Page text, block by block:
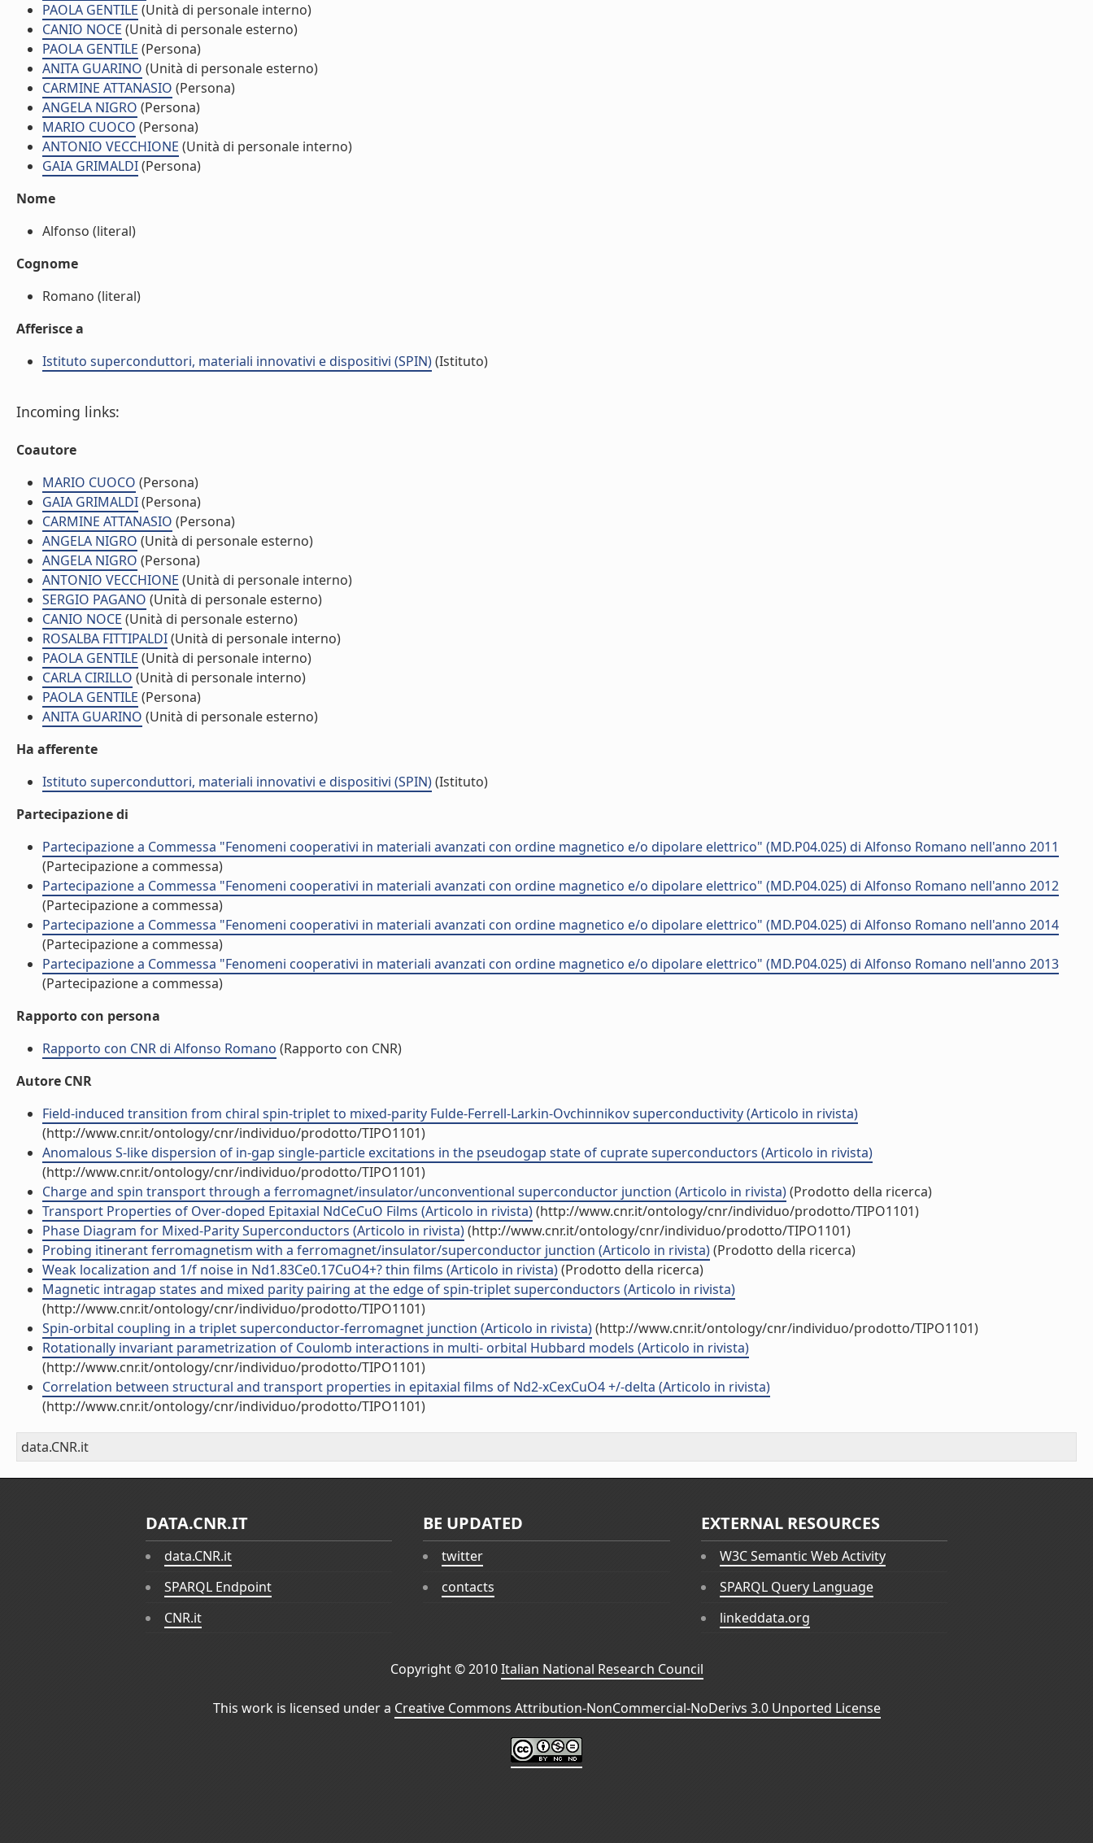
PAOLA GENTILE (Unità di personale interno)
CANIO NOCE (Unità di personale esterno)
PAOLA GENTILE (Persona)
ANITA GUARINO (Unità di personale esterno)
CARMINE ATTANASIO (Persona)
ANGELA NIGRO (Persona)
MARIO CUOCO (Persona)
ANTONIO VECCHIONE (Unità di personale interno)
GAIA GRIMALDI(Persona)
Nome
Alfonso (literal)
Cognome
Romano (literal)
Afferisce a
Istituto superconduttori, materiali innovativi e dispositivi (SPIN)(Istituto)
Incoming links:
Coautore
MARIO CUOCO (Persona)
GAIA GRIMALDI(Persona)
CARMINE ATTANASIO (Persona)
ANGELA NIGRO (Unità di personale esterno)
ANGELA NIGRO (Persona)
ANTONIO VECCHIONE (Unità di personale interno)
SERGIO PAGANO (Unità di personale esterno)
CANIO NOCE (Unità di personale esterno)
ROSALBA FITTIPALDI(Unità di personale interno)
PAOLA GENTILE (Unità di personale interno)
CARLA CIRILLO (Unità di personale interno)
PAOLA GENTILE (Persona)
ANITA GUARINO (Unità di personale esterno)
Ha afferente
Istituto superconduttori, materiali innovativi e dispositivi (SPIN)(Istituto)
Partecipazione di
Partecipazione a Commessa "Fenomeni cooperativi in materiali avanzati con ordine magnetico e/o dipolare elettrico" (MD.P04.025) di Alfonso Romano nell'anno 2011
(Partecipazione a commessa)
Partecipazione a Commessa "Fenomeni cooperativi in materiali avanzati con ordine magnetico e/o dipolare elettrico" (MD.P04.025) di Alfonso Romano nell'anno 2012
(Partecipazione a commessa)
Partecipazione a Commessa "Fenomeni cooperativi in materiali avanzati con ordine magnetico e/o dipolare elettrico" (MD.P04.025) di Alfonso Romano nell'anno 2014
(Partecipazione a commessa)
Partecipazione a Commessa "Fenomeni cooperativi in materiali avanzati con ordine magnetico e/o dipolare elettrico" (MD.P04.025) di Alfonso Romano nell'anno 2013
(Partecipazione a commessa)
Rapporto con persona
Rapporto con CNR di Alfonso Romano (Rapporto con CNR)
Autore CNR
Field-induced transition from chiral spin-triplet to mixed-parity Fulde-Ferrell-Larkin-Ovchinnikov superconductivity (Articolo in rivista)
(http://www.cnr.it/ontology/cnr/individuo/prodotto/TIPO1101)
Anomalous S-like dispersion of in-gap single-particle excitations in the pseudogap state of cuprate superconductors (Articolo in rivista)
(http://www.cnr.it/ontology/cnr/individuo/prodotto/TIPO1101)
Charge and spin transport through a ferromagnet/insulator/unconventional superconductor junction (Articolo in rivista)(Prodotto della ricerca)
Transport Properties of Over-doped Epitaxial NdCeCuO Films (Articolo in rivista)(http://www.cnr.it/ontology/cnr/individuo/prodotto/TIPO1101)
Phase Diagram for Mixed-Parity Superconductors (Articolo in rivista)(http://www.cnr.it/ontology/cnr/individuo/prodotto/TIPO1101)
Probing itinerant ferromagnetism with a ferromagnet/insulator/superconductor junction (Articolo in rivista)(Prodotto della ricerca)
Weak localization and 1/f noise in Nd1.83Ce0.17CuO4+? thin films (Articolo in rivista)(Prodotto della ricerca)
Magnetic intragap states and mixed parity pairing at the edge of spin-triplet superconductors (Articolo in rivista)
(http://www.cnr.it/ontology/cnr/individuo/prodotto/TIPO1101)
Spin-orbital coupling in a triplet superconductor-ferromagnet junction (Articolo in rivista)(http://www.cnr.it/ontology/cnr/individuo/prodotto/TIPO1101)
Rotationally invariant parametrization of Coulomb interactions in multi- orbital Hubbard models (Articolo in rivista)
(http://www.cnr.it/ontology/cnr/individuo/prodotto/TIPO1101)
Correlation between structural and transport properties in epitaxial films of Nd2-xCexCuO4 +/-delta (Articolo in rivista)
(http://www.cnr.it/ontology/cnr/individuo/prodotto/TIPO1101)
data.CNR.it
DATA.CNR.IT
data.CNR.it
SPARQL Endpoint
CNR.it
BE UPDATED
twitter
contacts
EXTERNAL RESOURCES
W3C Semantic Web Activity
SPARQL Query Language
linkeddata.org
Copyright © 2010Italian National Research Council
This work is licensed under a Creative Commons Attribution-NonCommercial-NoDerivs 3.0 Unported License